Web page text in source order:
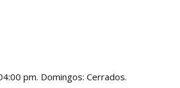
pm. Domingos: Cerrados.